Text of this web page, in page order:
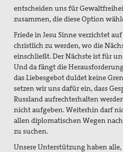
entscheiden uns für
zusammen, die diese Option
Friede in Jesu Sinne verzichtet
christlich zu werden, wo die
einschließt. Der Nächste ist für
Und da fängt die
das Liebesgebot duldet keine
setzen wir uns dafür ein, dass
Russland aufrechterhalten
nicht aufgeben. Weiterhin darf
allen diplomatischen Wegen
zu suchen.
Unsere Unterstützung haben